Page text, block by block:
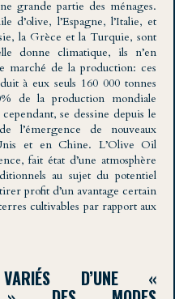
grande partie des ménages.
d’olive, l’Espagne, l’Italie, et
la Grèce et la Turquie, sont
donne climatique, ils n’en
marché de la production: ces
à eux seuls 160 000 tonnes
de la production mondiale
se dessine depuis le
l’émergence de nouveaux
et en Chine. L’Olive Oil
fait état d’une atmosphère
au sujet du potentiel
profit d’un avantage certain
cultivables par rapport aux
D’UNE «